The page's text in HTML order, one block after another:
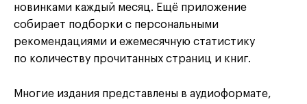
новинками каждый месяц. Ещё приложение
собирает подборки с персональными
рекомендациями и ежемесячную статистику
по количеству прочитанных страниц и книг.
Многие издания представлены в аудиоформате,